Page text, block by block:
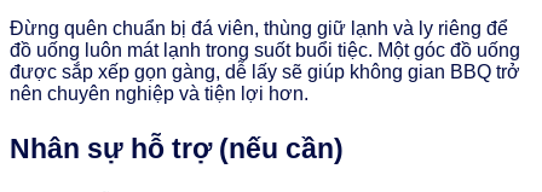
Đừng quên chuẩn bị đá viên, thùng giữ lạnh và ly riêng để
đồ uống luôn mát lạnh trong suốt buổi tiệc. Một góc đồ uống
được sắp xếp gọn gàng, dễ lấy sẽ giúp không gian BBQ trở
nên chuyên nghiệp và tiện lợi hơn.
Nhân sự hỗ trợ (nếu cần)